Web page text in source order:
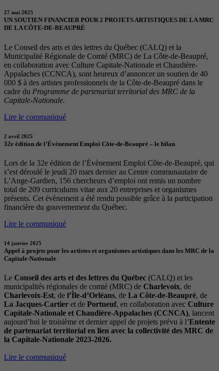
27 mai 2025
UN SOUTIEN FINANCIER POUR 2 PROJETS ARTISTIQUES DE LA MRC
DE LA CÔTE-DE-BEAUPRÉ
Le Conseil des arts et des lettres du Québec (CALQ) et la
Municipalité Régionale de Comté (MRC) de La Côte-de-Beaupré,
en collaboration avec Culture Capitale-Nationale et Chaudière-
Appalaches (CCNCA), sont heureux d’annoncer un soutien de 40
000 $ à des artistes professionnels de la Côte-de-Beaupré dans le
cadre du Programme de partenariat territorial des MRC de la
Capitale-Nationale.
Lire le communiqué
2 avril 2025
32e édition de l’Évènement Emploi Côte-de-Beaupré – le bilan
Lors de la 32e édition de l’Évènement Emploi Côte-de-Beaupré, qui
s’est déroulé le jeudi 20 mars dernier au Centre communautaire de
L’Ange-Gardien, 156 chercheurs d’emploi ont remis un nombre
total de 209 curriculums vitae aux 20 entreprises et organismes
présents. Cet évènement a été rendu possible grâce à la participation
financière du gouvernement du Québec.
Lire le communiqué
14 janvier 2025
Appel à projets pour les artistes et organismes artistiques dans les MRC de la
Capitale-Nationale
Le Conseil des arts et des lettres du Québec (CALQ) et les
municipalités régionales de comté (MRC) de Charlevoix, de
Charlevoix-Est, de l’Île-d’Orléans, de La Côte-de-Beaupré, de
La Jacques-Cartier et de Portneuf, en collaboration avec Culture
Capitale-Nationale et Chaudière-Appalaches (CCNCA), lancent
aujourd’hui le troisième et dernier appel de projets prévu à l’Entente
de partenariat territorial en lien avec la collectivité des MRC de
la Capitale-Nationale 2023-2026.
Lire le communiqué